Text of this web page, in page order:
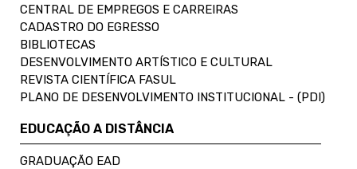
CENTRAL DE EMPREGOS E CARREIRAS
CADASTRO DO EGRESSO
BIBLIOTECAS
DESENVOLVIMENTO ARTÍSTICO E CULTURAL
REVISTA CIENTÍFICA FASUL
PLANO DE DESENVOLVIMENTO INSTITUCIONAL - (PDI)
EDUCAÇÃO A DISTÂNCIA
GRADUAÇÃO EAD